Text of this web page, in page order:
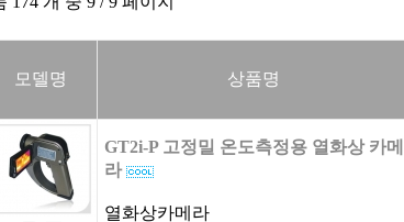
모델명 상품명
GT2i-P 고정밀 온도측정용 열화상 카메
라
열화상카메라